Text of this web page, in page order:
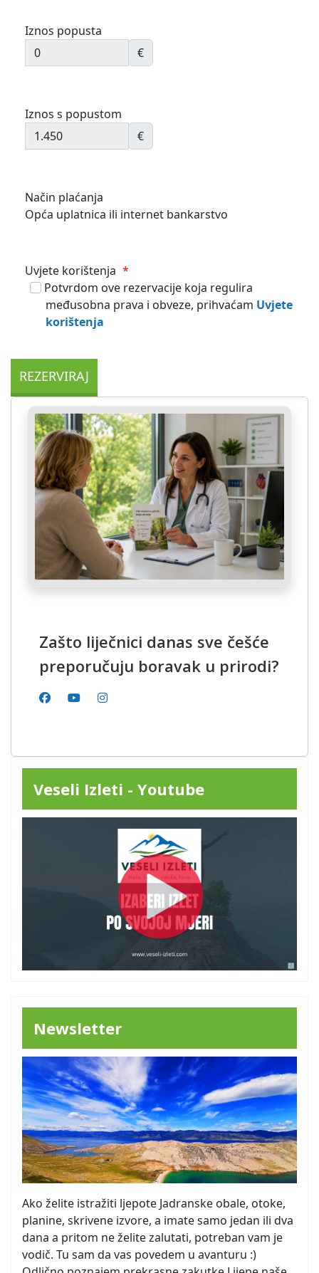
Iznos popusta
€
Iznos s popustom
€
Način plaćanja
Opća uplatnica ili internet bankarstvo
Uvjete korištenja *
Potvrdom ove rezervacije koja regulira
međusobna prava i obveze, prihvaćam Uvjete
korištenja
Zašto liječnici danas sve češće
preporučuju boravak u prirodi?
Veseli Izleti - Youtube
Newsletter
Ako želite istražiti ljepote Jadranske obale, otoke,
planine, skrivene izvore, a imate samo jedan ili dva
dana a pritom ne želite zalutati, potreban vam je
vodič. Tu sam da vas povedem u avanturu :)